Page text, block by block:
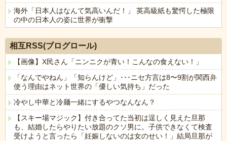
海外「日本人はなんて気高いんだ！」 英高級紙も驚愕した極限
の中の日本人の姿に世界が衝撃
相互RSS(ブログロール)
【画像】X民さん「ニンニクが青い！こんなの食えない！」
「なんでやねん」「知らんけど」･･･ニセ方言は8〜9割が関西弁
使う理由はネット世界の「優しい気持ち」だった
冷やし中華と冷麺一緒にするやつなんなん？
【スキー場マジック】付き合ってた当初は逞しく見えた旦那
も、結婚したらやりたい放題のクソ男に。子供できなくて検査
受けようと言ったら「妊娠しないのは女のせい！」結局旦那が